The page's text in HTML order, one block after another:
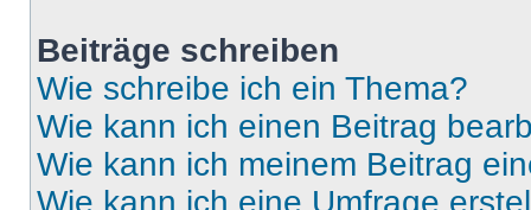
Beiträge schreiben
Wie schreibe ich ein Thema?
Wie kann ich einen Beitrag
Wie kann ich meinem Beitrag
Wie kann ich eine Umfrage